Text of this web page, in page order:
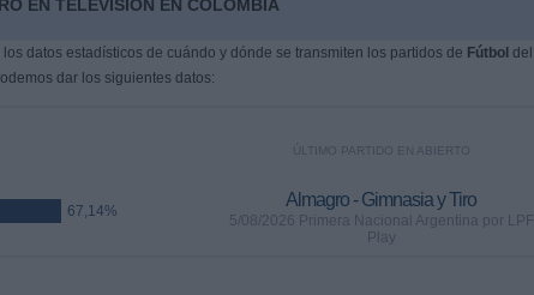
EN TELEVISIÓN EN COLOMBIA
datos estadísticos de cuándo y dónde se transmiten los partidos de Fútbol del
dar los siguientes datos:
67,14%
ÚLTIMO PARTIDO EN ABIERTO
Almagro - Gimnasia y Tiro
5/08/2026 Primera Nacional Argentina por LPF
Play